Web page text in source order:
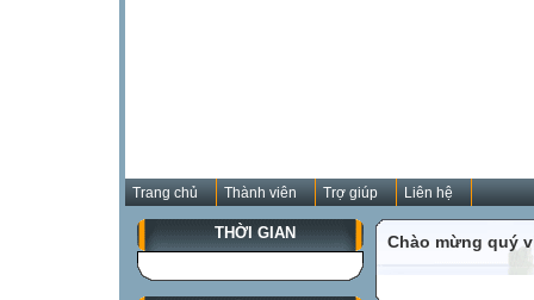
Trang chủ Thành viên Trợ giúp Liên hệ
THỜI GIAN Chào mừng quý